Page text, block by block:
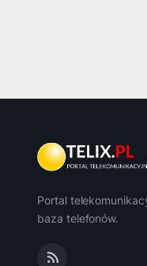
Portal
baza telefonów.